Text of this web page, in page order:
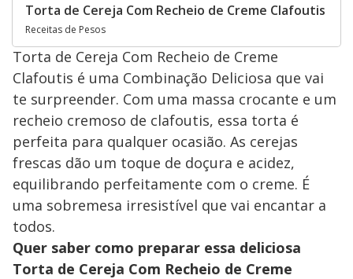
Torta de Cereja Com Recheio de Creme Clafoutis
Receitas de Pesos
Torta de Cereja Com Recheio de Creme
Clafoutis é uma Combinação Deliciosa que vai
te surpreender. Com uma massa crocante e um
recheio cremoso de clafoutis, essa torta é
perfeita para qualquer ocasião. As cerejas
frescas dão um toque de doçura e acidez,
equilibrando perfeitamente com o creme. É
uma sobremesa irresistível que vai encantar a
todos.
Quer saber como preparar essa deliciosa
Torta de Cereja Com Recheio de Creme